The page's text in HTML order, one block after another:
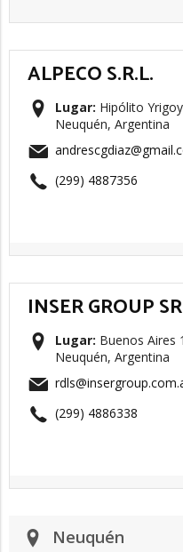
ALPECO S.R.L.
Lugar: Hipólito
Neuquén, Argentina
(299) 4887356
INSER GROUP
Lugar: Buenos Aires
Neuquén, Argentina
(299) 4886338
Neuquén